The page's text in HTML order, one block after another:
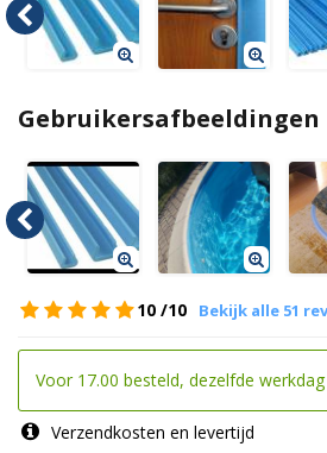
Gebruikersafbeeldingen
10 /10 Bekijk alle 51
Voor 17.00 besteld, dezelfde
Verzendkosten en levertijd